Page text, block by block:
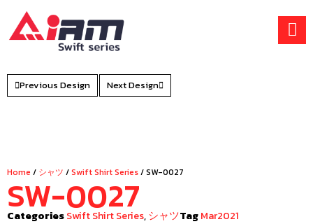
content
Previous Design Next Design
Home / シャツ /Swift Shirt Series/ SW-0027
SW-0027
CategoriesSwift Shirt Series,シャツTagMar2021